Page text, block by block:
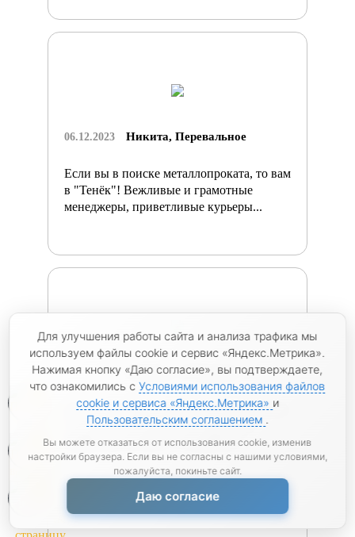
0
06.12.2023 Никита, Перевальное
Если вы в поиске металлопроката, то вам
в "Тенёк"! Вежливые и грамотные
менеджеры, приветливые курьеры...
06.12.2023 Оксана, г. Феодосия
Заказывала арматуру в мотках диаметром
12 мм. Доставили через 3 дня после
оформления заказа. Сотрудники...
Для улучшения работы сайта и анализа трафика мы
используем файлы cookie и сервис «Яндекс.Метрика».
Нажимая кнопку «Даю согласие», вы подтверждаете,
что ознакомились сУсловиями использования файлов
cookie и сервиса «Яндекс.Метрика» и
Пользовательским соглашением .
Вы можете отказаться от использования cookie, изменив
настройки браузера. Если вы не согласны с нашими условиями,
пожалуйста, покиньте сайт.
Даю согласие